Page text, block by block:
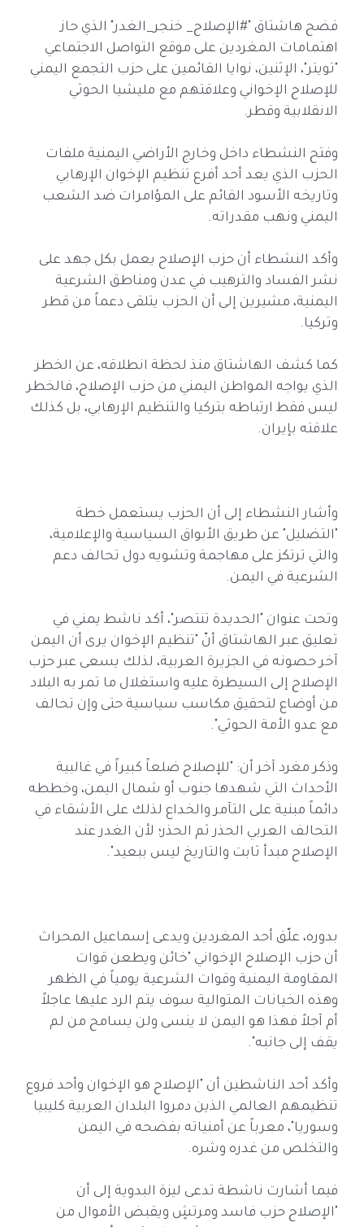
فضح هاشتاق "#الإصلاح_ خنجر_الغدر" الذي حاز
اهتمامات المغردين على موقع التواصل الاجتماعي
"تويتر"، الإثنين، نوايا القائمين على حزب التجمع اليمني
للإصلاح الإخواني وعلاقتهم مع مليشيا الحوثي
الانقلابية وقطر.
وفتح النشطاء داخل وخارج الأراضي اليمنية ملفات
الحزب الذي يعد أحد أفرع تنظيم الإخوان الإرهابي
وتاريخه الأسود القائم على المؤامرات ضد الشعب
اليمني ونهب مقدراته.
وأكد النشطاء أن حزب الإصلاح يعمل بكل جهد على
نشر الفساد والترهيب في عدن ومناطق الشرعية
اليمنية، مشيرين إلى أن الحزب يتلقى دعماً من قطر
وتركيا.
كما كشف الهاشتاق منذ لحظة انطلاقه، عن الخطر
الذي يواجه المواطن اليمني من حزب الإصلاح، فالخطر
ليس فقط ارتباطه بتركيا والتنظيم الإرهابي، بل كذلك
علاقته بإيران.
وأشار النشطاء إلى أن الحزب يستعمل خطة
"التضليل" عن طريق الأبواق السياسية والإعلامية،
والتي ترتكز على مهاجمة وتشويه دول تحالف دعم
الشرعية في اليمن.
وتحت عنوان "الحديدة تنتصر"، أكد ناشط يمني في
تعليق عبر الهاشتاق أنّ "تنظيم الإخوان يرى أن اليمن
آخر حصونه في الجزيرة العربية، لذلك يسعى عبر حزب
الإصلاح إلى السيطرة عليه واستغلال ما تمر به البلاد
من أوضاع لتحقيق مكاسب سياسية حتى وإن تحالف
مع عدو الأمة الحوثي".
وذكر مغرد آخر أن: "للإصلاح ضلعاً كبيراً في غالبية
الأحداث التي شهدها جنوب أو شمال اليمن، وخططه
دائماً مبنية على التآمر والخداع لذلك على الأشقاء في
التحالف العربي الحذر ثم الحذر؛ لأن الغدر عند
الإصلاح مبدأ ثابت والتاريخ ليس ببعيد".
بدوره، علّق أحد المغردين ويدعى إسماعيل المحراث
أن حزب الإصلاح الإخواني "خائن ويطعن قوات
المقاومة اليمنية وقوات الشرعية يومياً في الظهر
وهذه الخيانات المتوالية سوف يتم الرد عليها عاجلاً
أم آجلاً فهذا هو اليمن لا ينسى ولن يسامح من لم
يقف إلى جانبه".
وأكد أحد الناشطين أن "الإصلاح هو الإخوان وأحد فروع
تنظيمهم العالمي الذين دمروا البلدان العربية كليبيا
وسوريا"، معرباً عن أمنياته بفضحه في اليمن
والتخلص من غدره وشره.
فيما أشارت ناشطة تدعى ليزة البدوية إلى أن
"الإصلاح حزب فاسد ومرتشٍ ويقبض الأموال من